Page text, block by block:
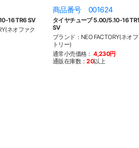
16 TR6 SV
ネオファク
商品番号 001624
タイヤチューブ 5.00/5.10-16
SV
ブランド：NEO FACTORY(ネオフ
トリー)
通常小売価格： 4,230円
通販在庫数：20以上